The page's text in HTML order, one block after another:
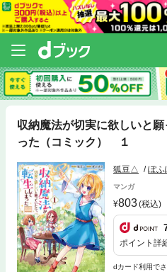
収納魔法が切実に欲しいと
った（コミック） １
狐豆△ ぽふ
マンガ
803(税込)
ポイント詳
dカード利用で